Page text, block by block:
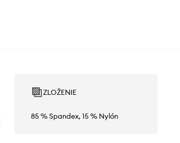
ZLOŽENIE
85 % Spandex, 15 % Nylón